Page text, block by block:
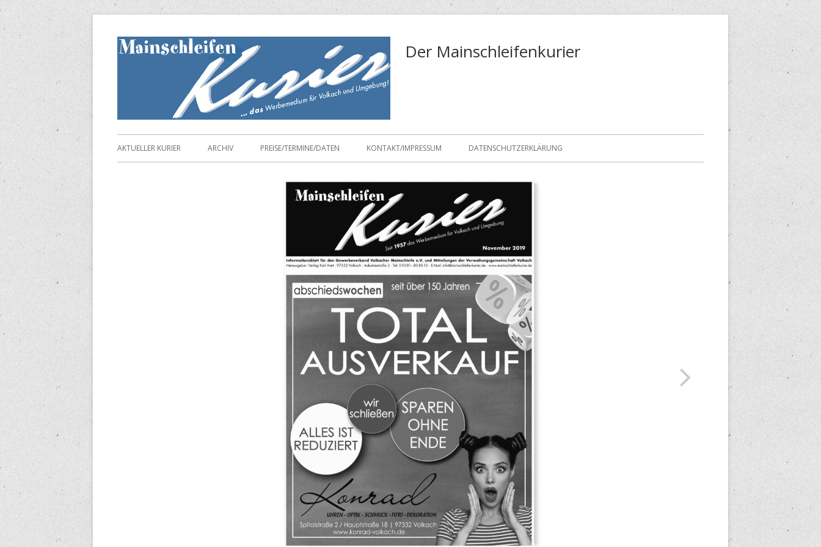
zum
Inhalt
Der Mainschleifenkurier
Primäres
AKTUELLER KURIER ARCHIV PREISE/TERMINE/DATEN KONTAKT/IMPRESSUM DATENSCHUTZERKLÄRUNG